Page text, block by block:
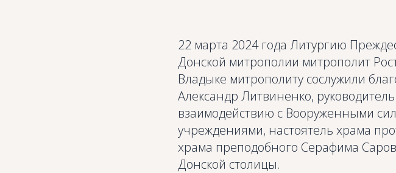
22 марта 2024 года Литургию
Донской митрополии митрополит
Владыке митрополиту сослужили
Александр Литвиненко,
взаимодействию с Вооруженными
учреждениями, настоятель храма
храма преподобного Серафима
Донской столицы.